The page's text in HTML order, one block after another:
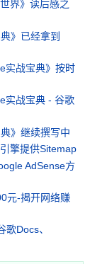
界》读后感之
》已经拿到
实战宝典》按时
实战宝典 - 谷歌
》继续撰写中
擎提供Sitemap
AdSense方
元-揭开网络赚
Docs、